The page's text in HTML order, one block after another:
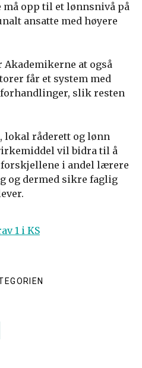
opp til et lønnsnivå på
ansatte med høyere
Akademikerne at også
får et system med
slik resten
lokal råderett og lønn
vil bidra til å
i andel lærere
og dermed sikre faglig
1 i KS